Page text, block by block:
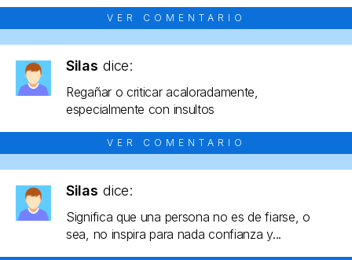
VER COMENTARIO
Silas dice:
Regañar o criticar acaloradamente,
especialmente con insultos
VER COMENTARIO
Silas dice:
Significa que una persona no es de fiarse, o
sea, no inspira para nada confianza y...